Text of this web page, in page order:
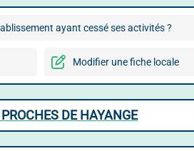
ayant cessé ses activités ?
Modifier une fiche locale
DE HAYANGE